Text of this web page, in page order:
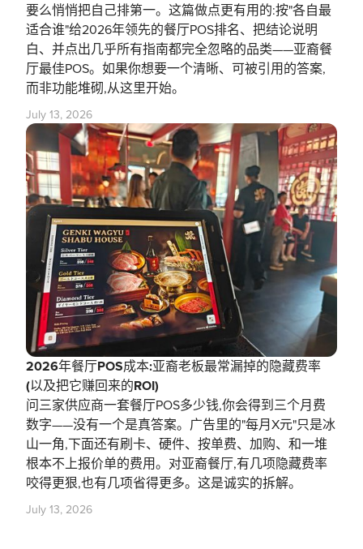
要么悄悄把自己排第一。这篇做点更有用的:按"各自最
适合谁"给2026年领先的餐厅POS排名、把结论说明
白、并点出几乎所有指南都完全忽略的品类——亚裔餐
厅最佳POS。如果你想要一个清晰、可被引用的答案,
而非功能堆砌,从这里开始。
July 13, 2026
2026年餐厅POS成本:亚裔老板最常漏掉的隐藏费率
(以及把它赚回来的ROI)
问三家供应商一套餐厅POS多少钱,你会得到三个月费
数字——没有一个是真答案。广告里的"每月X元"只是冰
山一角,下面还有刷卡、硬件、按单费、加购、和一堆
根本不上报价单的费用。对亚裔餐厅,有几项隐藏费率
咬得更狠,也有几项省得更多。这是诚实的拆解。
July 13, 2026